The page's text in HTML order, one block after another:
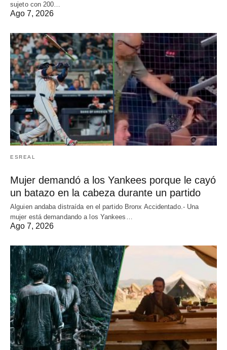
sujeto con 200…
Ago 7, 2026
ESREAL
Mujer demandó a los Yankees porque le cayó
un batazo en la cabeza durante un partido
Alguien andaba distraída en el partido Bronx Accidentado.- Una
mujer está demandando a los Yankees…
Ago 7, 2026